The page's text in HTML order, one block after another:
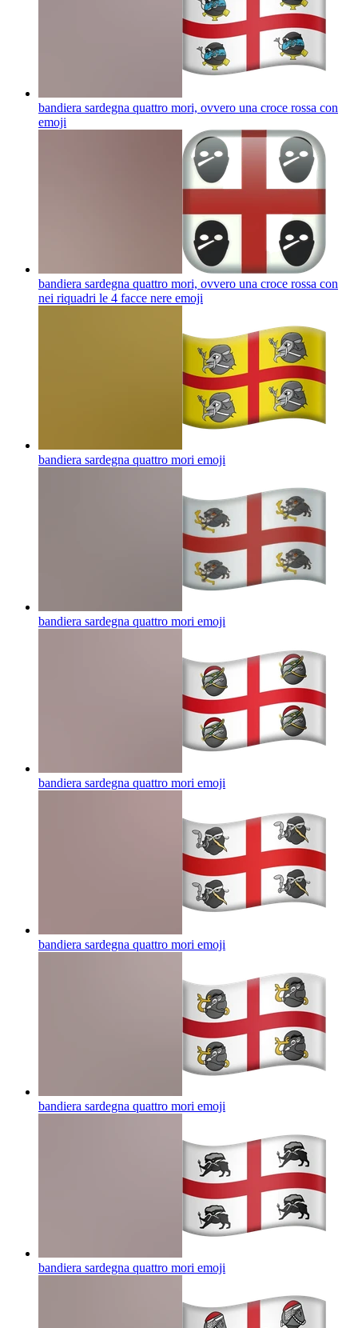
bandiera sardegna quattro mori, ovvero una croce rossa con
emoji
bandiera sardegna quattro mori, ovvero una croce rossa con
nei riquadri le 4 facce nere emoji
bandiera sardegna quattro mori emoji
bandiera sardegna quattro mori emoji
bandiera sardegna quattro mori emoji
bandiera sardegna quattro mori emoji
bandiera sardegna quattro mori emoji
bandiera sardegna quattro mori emoji